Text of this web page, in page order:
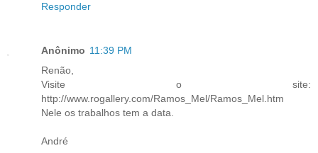
Responder
Anônimo 11:39 PM
Renão,
Visite o site:
http://www.rogallery.com/Ramos_Mel/Ramos_Mel.htm
Nele os trabalhos tem a data.
André